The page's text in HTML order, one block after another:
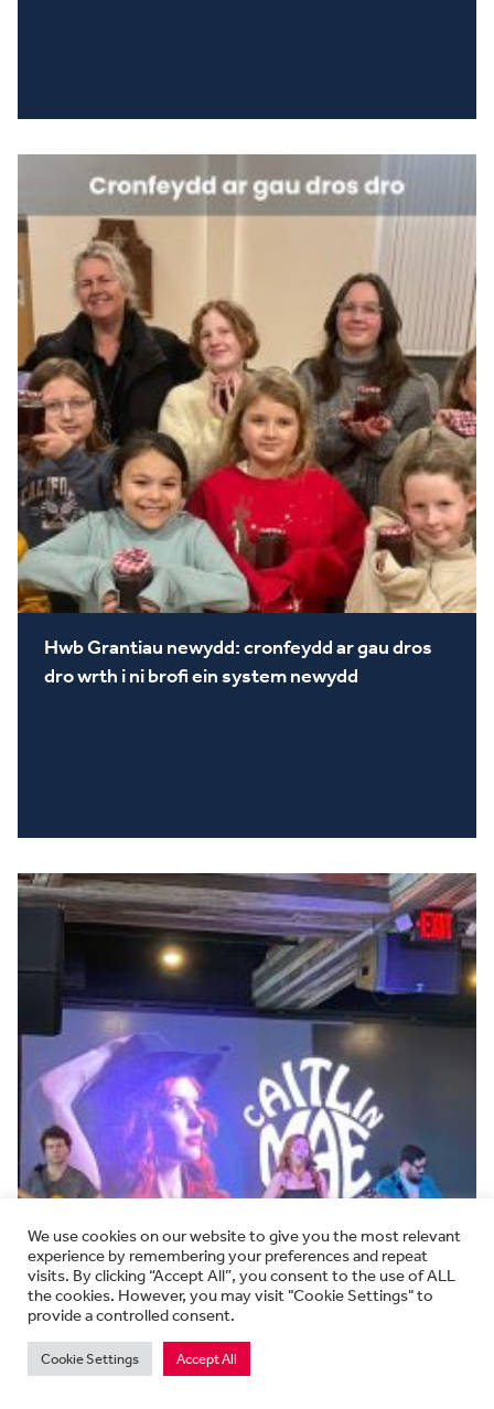
Hwb Grantiau newydd: cronfeydd ar gau dros
dro wrth i ni brofi ein system newydd
O Dde Cymru i Nashville
We use cookies on our website to give you the most relevant
experience by remembering your preferences and repeat
visits. By clicking “Accept All”, you consent to the use of ALL
the cookies. However, you may visit "Cookie Settings" to
provide a controlled consent.
Cookie Settings Accept All